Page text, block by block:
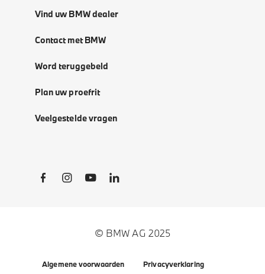
Vind uw BMW dealer
Contact met BMW
Word teruggebeld
Plan uw proefrit
Veelgestelde vragen
Social Links
© BMW AG 2025
Algemene voorwaarden Privacyverklaring